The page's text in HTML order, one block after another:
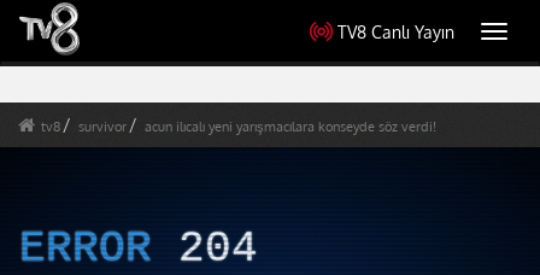
TV8 Canlı Yayın
tv8 survivor acun ilıcalı yeni yarışmacılara konseyde söz verdi!
ERROR 204